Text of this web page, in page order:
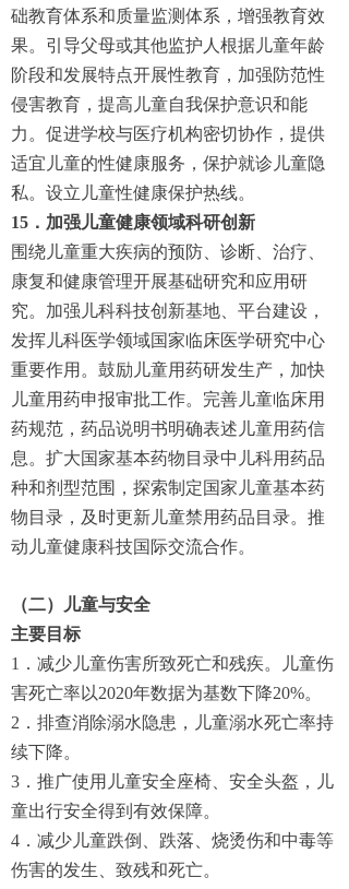
础教育体系和质量监测体系，增强教育效
果。引导父母或其他监护人根据儿童年龄
阶段和发展特点开展性教育，加强防范性
侵害教育，提高儿童自我保护意识和能
力。促进学校与医疗机构密切协作，提供
适宜儿童的性健康服务，保护就诊儿童隐
私。设立儿童性健康保护热线。
15．加强儿童健康领域科研创新
围绕儿童重大疾病的预防、诊断、治疗、
康复和健康管理开展基础研究和应用研
究。加强儿科科技创新基地、平台建设，
发挥儿科医学领域国家临床医学研究中心
重要作用。鼓励儿童用药研发生产，加快
儿童用药申报审批工作。完善儿童临床用
药规范，药品说明书明确表述儿童用药信
息。扩大国家基本药物目录中儿科用药品
种和剂型范围，探索制定国家儿童基本药
物目录，及时更新儿童禁用药品目录。推
动儿童健康科技国际交流合作。
（二）儿童与安全
主要目标
1．减少儿童伤害所致死亡和残疾。儿童伤
害死亡率以2020年数据为基数下降20%。
2．排查消除溺水隐患，儿童溺水死亡率持
续下降。
3．推广使用儿童安全座椅、安全头盔，儿
童出行安全得到有效保障。
4．减少儿童跌倒、跌落、烧烫伤和中毒等
伤害的发生、致残和死亡。